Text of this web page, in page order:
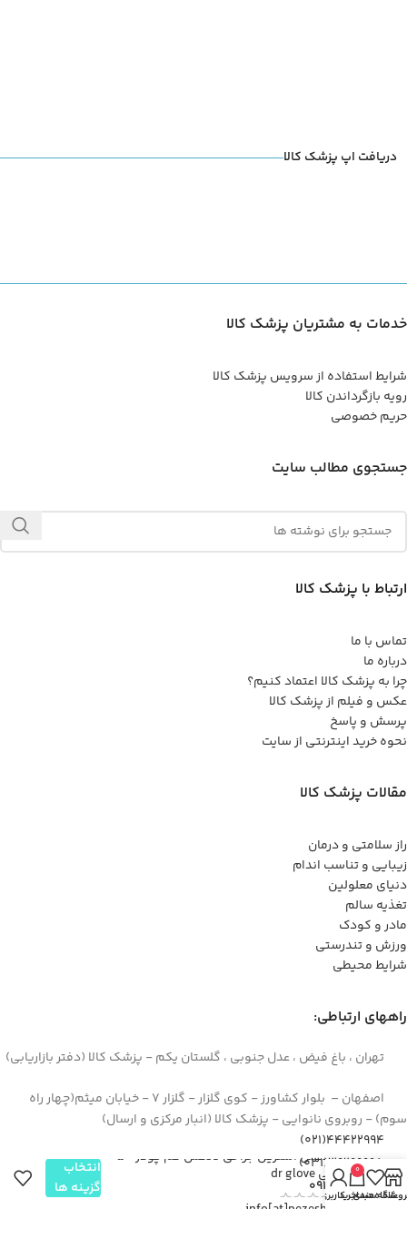
دریافت اپ پزشک کالا
خدمات به مشتریان پزشک کالا
شرایط استفاده از سرویس پزشک کالا
رویه بازگرداندن کالا
حریم خصوصی
جستجوی مطالب سایت
ارتباط با پزشک کالا
تماس با ما
درباره ما
چرا به پزشک کالا اعتماد کنیم؟
عکس و فیلم از پزشک کالا
پرسش و پاسخ
نحوه خرید اینترنتی از سایت
مقالات پزشک کالا
راز سلامتی و درمان
زیبایی و تناسب اندام
دنیای معلولین
تغذیه سالم
مادر و کودک
ورزش و تندرستی
شرایط محیطی
راههای ارتباطی:
تهران ، باغ فیض ، عدل جنوبی ، گلستان یکم - پزشک کالا (دفتر بازاریابی)
اصفهان – بلوار کشاورز - کوی گلزار - گلزار 7 - خیابان میثم(چهار راه
سوم) - روبروی نانوایی - پزشک کالا (انبار مرکزی و ارسال)
44422994(021)
۳۶۲۶۶۶۹۵(۰۳۱)
۰۹۱۲۹۳۷۳۶۲۶
info[at]pezeshkkala.com
دستکش استریل جراحی لاتکس کم پودر ۵۰
جفتی dr glove
انتخاب
گزینه ها
علاقه مندی
0
سبد خرید
حساب کاربری من